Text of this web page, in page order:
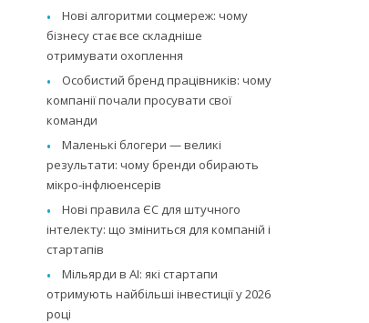
Нові алгоритми соцмереж: чому
бізнесу стає все складніше
отримувати охоплення
Особистий бренд працівників: чому
компанії почали просувати свої
команди
Маленькі блогери — великі
результати: чому бренди обирають
мікро-інфлюенсерів
Нові правила ЄС для штучного
інтелекту: що зміниться для компаній і
стартапів
Мільярди в AI: які стартапи
отримують найбільші інвестиції у 2026
році